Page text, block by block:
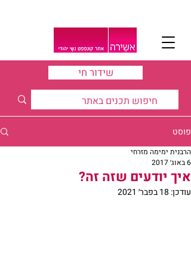
שידור חי
פוסט
איך יודעים שזה זה?
הרבנית ימימה מזרחי
6 באוג׳ 2017
עודכן: 18 בפבר׳ 2021